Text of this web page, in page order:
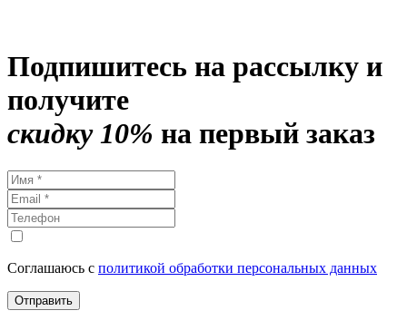
Подпишитесь на рассылку и
получите
скидку 10% на первый заказ
Соглашаюсь с политикой обработки персональных данных